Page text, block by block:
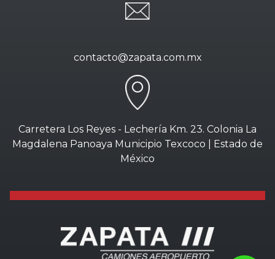
contacto@zapata.com.mx
Carretera Los Reyes - Lechería Km. 23. Colonia La
Magdalena Panoaya Municipio Texcoco | Estado de
México